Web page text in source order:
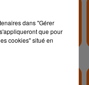
dans "Gérer
que pour
cookies" situé en